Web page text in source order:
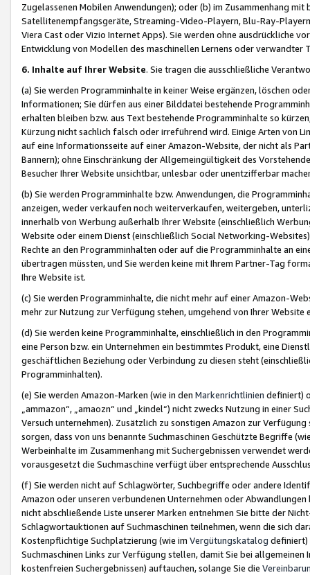
Zugelassenen Mobilen Anwendungen); oder (b) im Zusammenhang
Satellitenempfangsgeräte, Streaming-Video-Playern, Blu-Ray-
Viera Cast oder Vizio Internet Apps). Sie werden ohne ausdrückliche
Entwicklung von Modellen des maschinellen Lernens oder
6. Inhalte auf Ihrer Website. Sie tragen die ausschließliche
(a) Sie werden Programminhalte in keiner Weise ergänzen, löschen
Informationen; Sie dürfen aus einer Bilddatei bestehende
erhalten bleiben bzw. aus Text bestehende Programminhalte so
Kürzung nicht sachlich falsch oder irreführend wird. Einige Arten von
auf eine Informationsseite auf einer Amazon-Website, der nicht als
Bannern); ohne Einschränkung der Allgemeingültigkeit des
Besucher Ihrer Website unsichtbar, unlesbar oder unentzifferbar
(b) Sie werden Programminhalte bzw. Anwendungen, die
anzeigen, weder verkaufen noch weiterverkaufen, weitergeben,
innerhalb von Werbung außerhalb Ihrer Website (einschließlich
Website oder einem Dienst (einschließlich Social Networking-
Rechte an den Programminhalten oder auf die Programminhalte an
übertragen müssten, und Sie werden keine mit Ihrem Partner-Tag
Ihre Website ist.
(c) Sie werden Programminhalte, die nicht mehr auf einer Amazon-
mehr zur Nutzung zur Verfügung stehen, umgehend von Ihrer
(d) Sie werden keine Programminhalte, einschließlich in den
eine Person bzw. ein Unternehmen ein bestimmtes Produkt, eine
geschäftlichen Beziehung oder Verbindung zu diesen steht
Programminhalten).
(e) Sie werden Amazon-Marken (wie in den Markenrichtlinien definiert)
„ammazon“, „amaozn“ und „kindel“) nicht zwecks Nutzung in einer
Versuch unternehmen). Zusätzlich zu sonstigen Amazon zur
sorgen, dass von uns benannte Suchmaschinen Geschützte Begriffe
Werbeinhalte im Zusammenhang mit Suchergebnissen verwendet
vorausgesetzt die Suchmaschine verfügt über entsprechende
(f) Sie werden nicht auf Schlagwörter, Suchbegriffe oder andere
Amazon oder unseren verbundenen Unternehmen oder
nicht abschließende Liste unserer Marken entnehmen Sie bitte der
Schlagwortauktionen auf Suchmaschinen teilnehmen, wenn die sich
Kostenpflichtige Suchplatzierung (wie im Vergütungskatalog definiert)
Suchmaschinen Links zur Verfügung stellen, damit Sie bei
kostenfreien Suchergebnissen) auftauchen, solange Sie die